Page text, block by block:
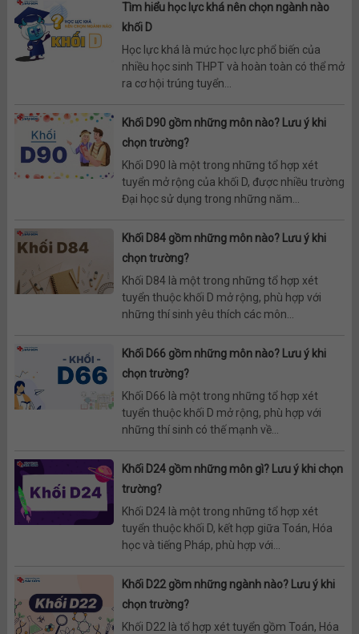
Tìm hiểu học lực khá nên chọn ngành nào
khối D
Học lực khá là mức học lực phổ biến của
nhiều học sinh THPT và hoàn toàn có thể mở
ra cơ hội trúng tuyển...
Khối D90 gồm những môn nào? Lưu ý khi
chọn trường?
Khối D90 là một trong những tổ hợp xét
tuyển mở rộng của khối D, được nhiều trường
Đại học sử dụng trong những năm...
Khối D84 gồm những môn nào? Lưu ý khi
chọn trường?
Khối D84 là một trong những tổ hợp xét
tuyển thuộc khối D mở rộng, phù hợp với
những thí sinh yêu thích các môn...
Khối D66 gồm những môn nào? Lưu ý khi
chọn trường?
Khối D66 là một trong những tổ hợp xét
tuyển thuộc khối D mở rộng, phù hợp với
những thí sinh có thế mạnh về...
Khối D24 gồm những môn gì? Lưu ý khi chọn
trường?
Khối D24 là một trong những tổ hợp xét
tuyển thuộc khối D, kết hợp giữa Toán, Hóa
học và tiếng Pháp, phù hợp với...
Khối D22 gồm những ngành nào? Lưu ý khi
chọn trường?
Khối D22 là tổ hợp xét tuyển gồm Toán, Hóa